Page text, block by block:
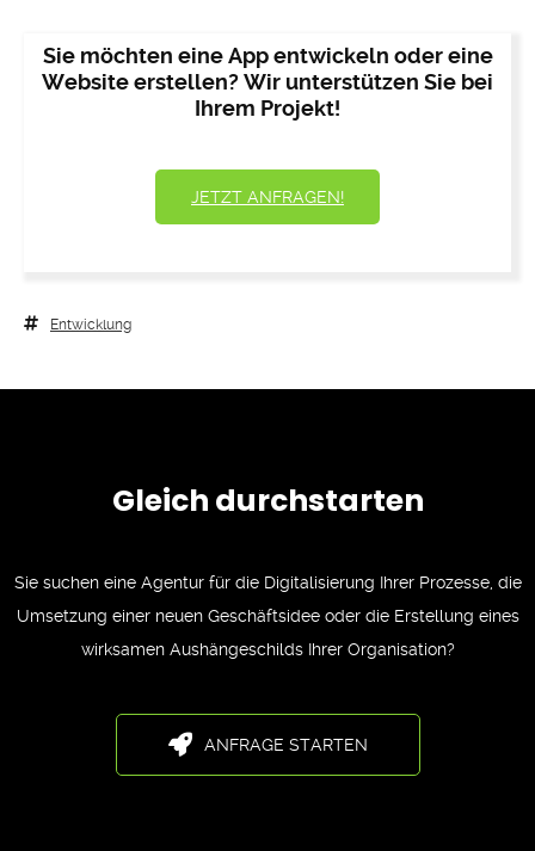
Sie möchten eine App entwickeln oder eine
Website erstellen? Wir unterstützen Sie bei
Ihrem Projekt!
JETZT ANFRAGEN!
Entwicklung
Gleich durchstarten
Sie suchen eine Agentur für die Digitalisierung Ihrer Prozesse, die
Umsetzung einer neuen Geschäftsidee oder die Erstellung eines
wirksamen Aushängeschilds Ihrer Organisation?
ANFRAGE STARTEN